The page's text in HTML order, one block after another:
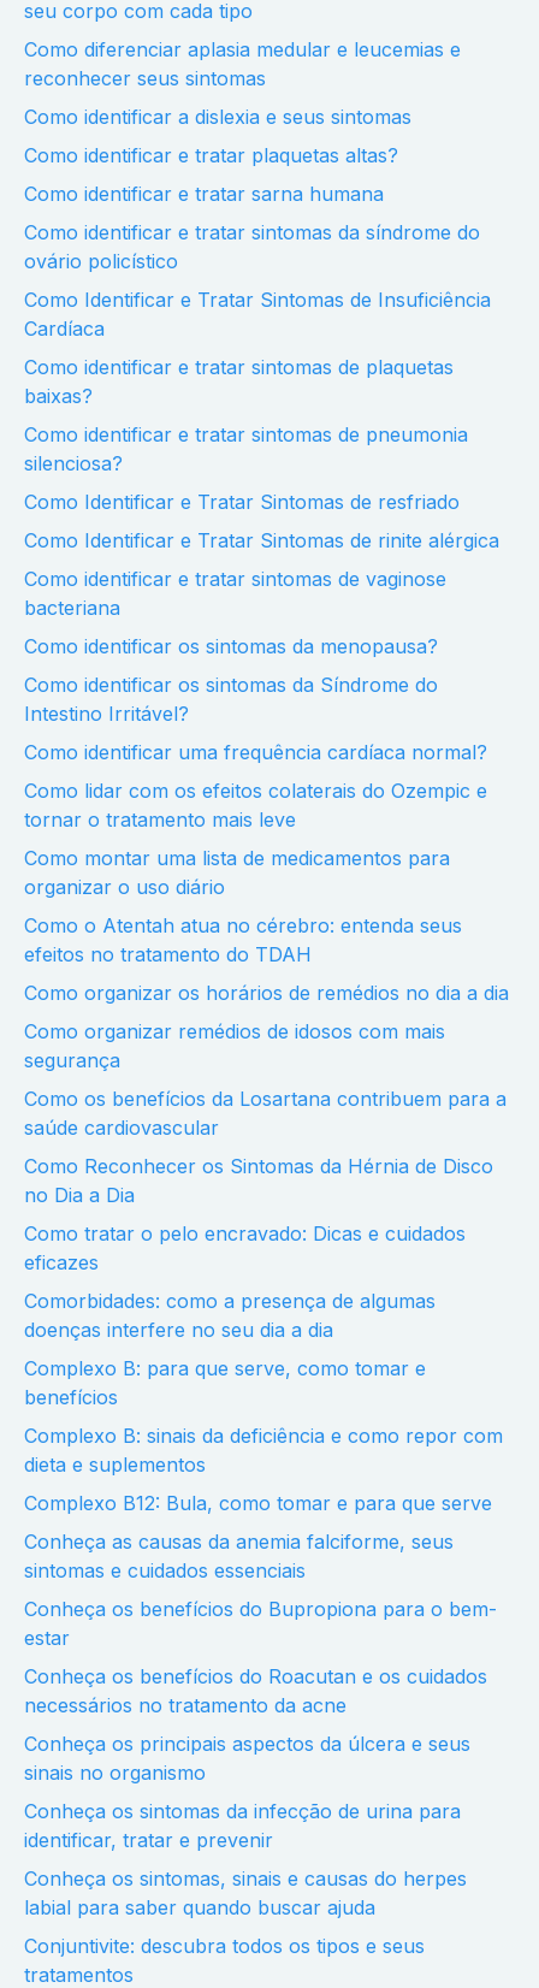
seu corpo com cada tipo
Como diferenciar aplasia medular e leucemias e
reconhecer seus sintomas
Como identificar a dislexia e seus sintomas
Como identificar e tratar plaquetas altas?
Como identificar e tratar sarna humana
Como identificar e tratar sintomas da síndrome do
ovário policístico
Como Identificar e Tratar Sintomas de Insuficiência
Cardíaca
Como identificar e tratar sintomas de plaquetas
baixas?
Como identificar e tratar sintomas de pneumonia
silenciosa?
Como Identificar e Tratar Sintomas de resfriado
Como Identificar e Tratar Sintomas de rinite alérgica
Como identificar e tratar sintomas de vaginose
bacteriana
Como identificar os sintomas da menopausa?
Como identificar os sintomas da Síndrome do
Intestino Irritável?
Como identificar uma frequência cardíaca normal?
Como lidar com os efeitos colaterais do Ozempic e
tornar o tratamento mais leve
Como montar uma lista de medicamentos para
organizar o uso diário
Como o Atentah atua no cérebro: entenda seus
efeitos no tratamento do TDAH
Como organizar os horários de remédios no dia a dia
Como organizar remédios de idosos com mais
segurança
Como os benefícios da Losartana contribuem para a
saúde cardiovascular
Como Reconhecer os Sintomas da Hérnia de Disco
no Dia a Dia
Como tratar o pelo encravado: Dicas e cuidados
eficazes
Comorbidades: como a presença de algumas
doenças interfere no seu dia a dia
Complexo B: para que serve, como tomar e
benefícios
Complexo B: sinais da deficiência e como repor com
dieta e suplementos
Complexo B12: Bula, como tomar e para que serve
Conheça as causas da anemia falciforme, seus
sintomas e cuidados essenciais
Conheça os benefícios do Bupropiona para o bem-
estar
Conheça os benefícios do Roacutan e os cuidados
necessários no tratamento da acne
Conheça os principais aspectos da úlcera e seus
sinais no organismo
Conheça os sintomas da infecção de urina para
identificar, tratar e prevenir
Conheça os sintomas, sinais e causas do herpes
labial para saber quando buscar ajuda
Conjuntivite: descubra todos os tipos e seus
tratamentos